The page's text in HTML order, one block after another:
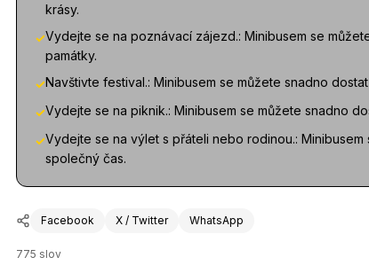
krásy.
✓Vydejte se na poznávací zájezd.: Minibusem se
památky.
✓Navštivte festival.: Minibusem se můžete snadno
✓Vydejte se na piknik.: Minibusem se můžete snadno
✓Vydejte se na výlet s přáteli nebo rodinou.:
společný čas.
Facebook X / Twitter WhatsApp
775 slov